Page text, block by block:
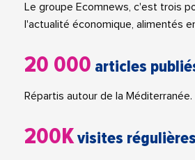
Le groupe Ecomnews, c'est trois
l'actualité économique, alimentés
20 000 articles
Répartis autour de la Méditerranée.
200Kvisites régulières